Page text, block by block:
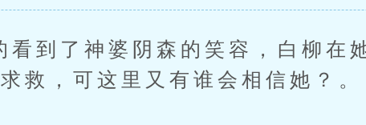
到了神婆阴森的笑容，白柳在
救，可这里又有谁会相信她？。